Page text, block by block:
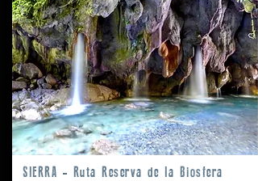
SIERRA - Ruta Reserva de la Biosfera